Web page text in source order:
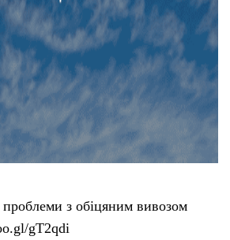
з обіцяним вивозом
gT2qdi